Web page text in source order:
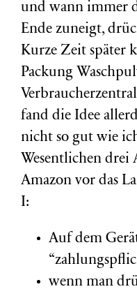
und wann immer
Ende zuneigt,
Kurze Zeit später
Packung
fand die Idee
nicht so gut wie
Wesentlichen drei
Amazon vor das
I:
Auf dem
wenn man